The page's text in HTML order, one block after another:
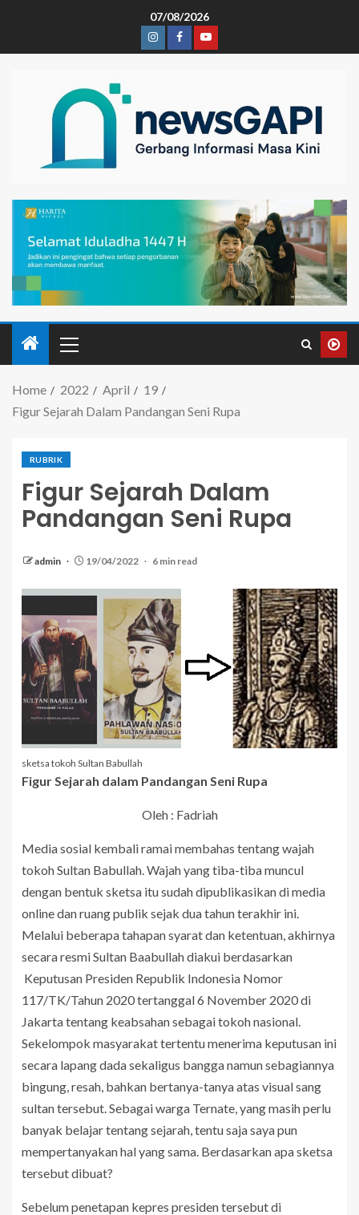
07/08/2026
Home 2022 April
19
Figur Sejarah Dalam Pandangan Seni Rupa
RUBRIK
Figur Sejarah Dalam
Pandangan Seni Rupa
admin 19/04/2022 6 min read
sketsa tokoh Sultan Babullah
Figur Sejarah dalam Pandangan Seni Rupa
Oleh : Fadriah
Media sosial kembali ramai membahas tentang wajah
tokoh Sultan Babullah. Wajah yang tiba-tiba muncul
dengan bentuk sketsa itu sudah dipublikasikan di media
online dan ruang publik sejak dua tahun terakhir ini.
Melalui beberapa tahapan syarat dan ketentuan, akhirnya
secara resmi Sultan Baabullah diakui berdasarkan
Keputusan Presiden Republik Indonesia Nomor
117/TK/Tahun 2020 tertanggal 6 November 2020 di
Jakarta tentang keabsahan sebagai tokoh nasional.
Sekelompok masyarakat tertentu menerima keputusan ini
secara lapang dada sekaligus bangga namun sebagiannya
bingung, resah, bahkan bertanya-tanya atas visual sang
sultan tersebut. Sebagai warga Ternate, yang masih perlu
banyak belajar tentang sejarah, tentu saja saya pun
mempertanyakan hal yang sama. Berdasarkan apa sketsa
tersebut dibuat?
Sebelum penetapan kepres presiden tersebut di